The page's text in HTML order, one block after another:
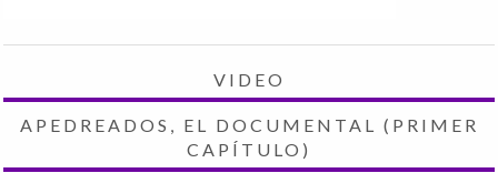
VIDEO
APEDREADOS, EL DOCUMENTAL (PRIMER
CAPÍTULO)